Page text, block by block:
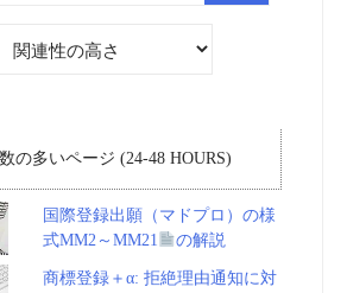
の多いページ (24-48 HOURS)
国際登録出願（マドプロ）の様
式MM2～MM21
の解説
商標登録＋α: 拒絶理由通知に対